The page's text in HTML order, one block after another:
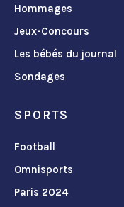
Hommages
Jeux-Concours
Les bébés du journal
Sondages
SPORTS
Football
Omnisports
Paris 2024